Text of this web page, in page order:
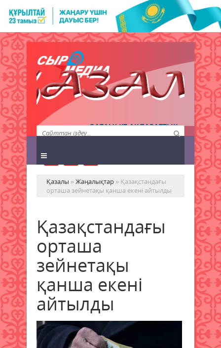
QAZALY.KZ АҚПАРАТТЫҚ
АГЕНТТІГІ
Қазалы »Жаңалықтар » Қазақстандағы
орташа зейнетақы қанша екені айтылды
Қазақстандағы
орташа
зейнетақы
қанша екені
айтылды